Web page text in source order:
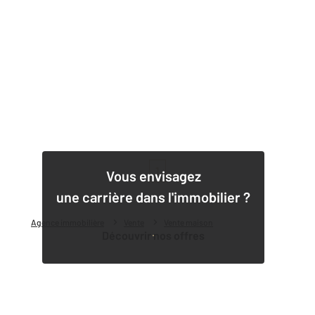
Agence immobilière
Vous envisagez
une carrière dans l'immobilier ?
Découvrir nos offres
1